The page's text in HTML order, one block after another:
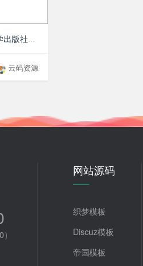
云码资源
网站源码
织梦模板
Discuz模板
帝国模板